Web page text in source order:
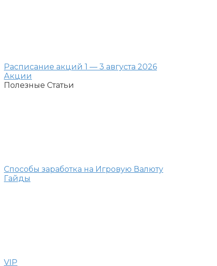
Расписание акций 1 — 3 августа 2026
Акции
Полезные Статьи
Способы заработка на Игровую Валюту
Гайды
VIP